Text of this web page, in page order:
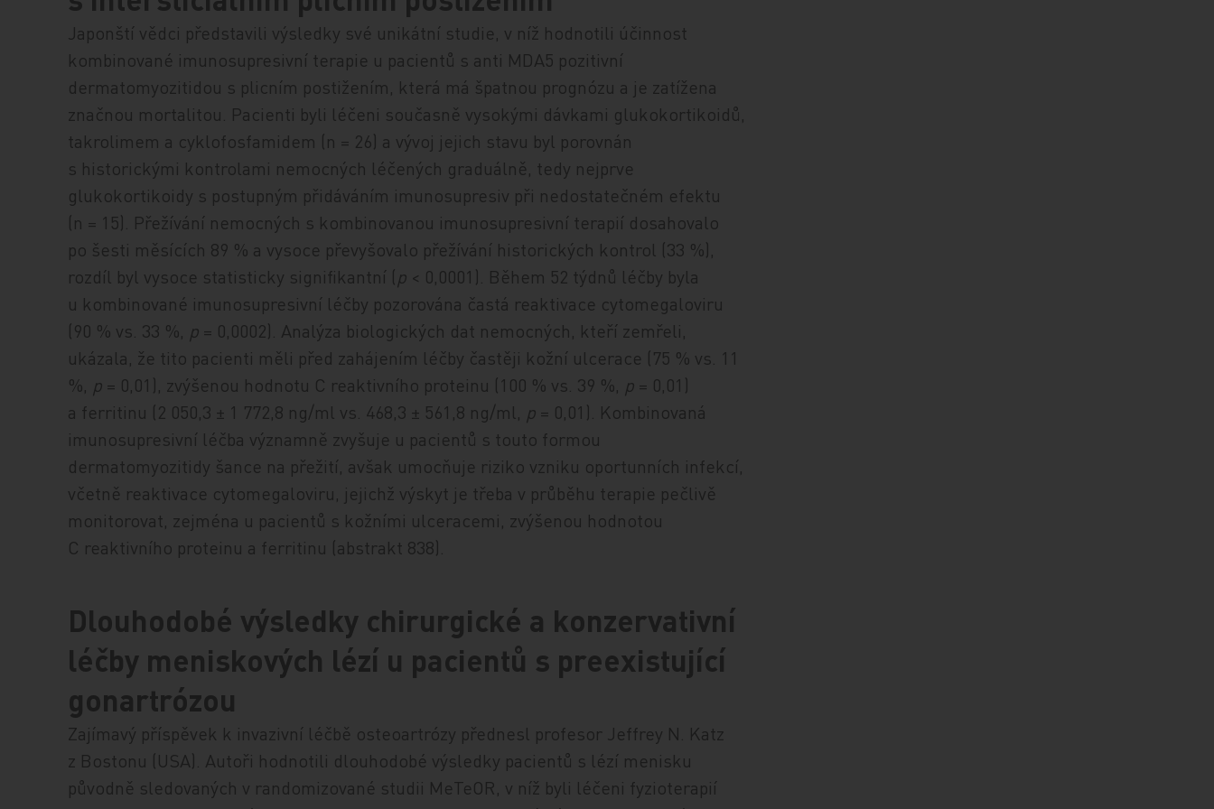
Japonští vědci představili výsledky své unikátní studie, v níž hodnotili účinnost
kombinované imunosupresivní terapie u pacientů s anti MDA5 pozitivní
dermatomyozitidou s plicním postižením, která má špatnou prognózu a je zatížena
značnou mortalitou. Pacienti byli léčeni současně vysokými dávkami glukokortikoidů,
takrolimem a cyklofosfamidem (n = 26) a vývoj jejich stavu byl porovnán
s historickými kontrolami nemocných léčených graduálně, tedy nejprve
glukokortikoidy s postupným přidáváním imunosupresiv při nedostatečném efektu
(n = 15). Přežívání nemocných s kombinovanou imunosupresivní terapií dosahovalo
po šesti měsících 89 % a vysoce převyšovalo přežívání historických kontrol (33 %),
rozdíl byl vysoce statisticky signifikantní (p < 0,0001). Během 52 týdnů léčby byla
u kombinované imunosupresivní léčby pozorována častá reaktivace cytomegaloviru
(90 % vs. 33 %, p = 0,0002). Analýza biologických dat nemocných, kteří zemřeli,
ukázala, že tito pacienti měli před zahájením léčby častěji kožní ulcerace (75 % vs. 11
%, p = 0,01), zvýšenou hodnotu C reaktivního proteinu (100 % vs. 39 %, p = 0,01)
a ferritinu (2 050,3 ± 1 772,8 ng/ml vs. 468,3 ± 561,8 ng/ml, p = 0,01). Kombinovaná
imunosupresivní léčba významně zvyšuje u pacientů s touto formou
dermatomyozitidy šance na přežití, avšak umocňuje riziko vzniku oportunních infekcí,
včetně reaktivace cytomegaloviru, jejichž výskyt je třeba v průběhu terapie pečlivě
monitorovat, zejména u pacientů s kožními ulceracemi, zvýšenou hodnotou
C reaktivního proteinu a ferritinu (abstrakt 838).
Dlouhodobé výsledky chirurgické a konzervativní
léčby meniskových lézí u pacientů s preexistující
gonartrózou
Zajímavý příspěvek k invazivní léčbě osteoartrózy přednesl profesor Jeffrey N. Katz
z Bostonu (USA). Autoři hodnotili dlouhodobé výsledky pacientů s lézí menisku
původně sledovaných v randomizované studii MeTeOR, v níž byli léčeni fyzioterapií